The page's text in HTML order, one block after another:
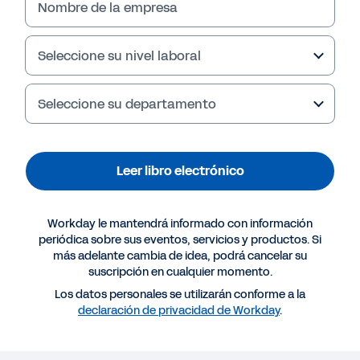
Más recursos
LIBRO ELECTRÓNICO
Workday para el sector retail
Nombre de la empresa
Seleccione su nivel laboral
Seleccione su departamento
Leer libro electrónico
Workday le mantendrá informado con información
periódica sobre sus eventos, servicios y productos. Si
más adelante cambia de idea, podrá cancelar su
suscripción en cualquier momento.
Los datos personales se utilizarán conforme a la
declaración de privacidad de Workday.